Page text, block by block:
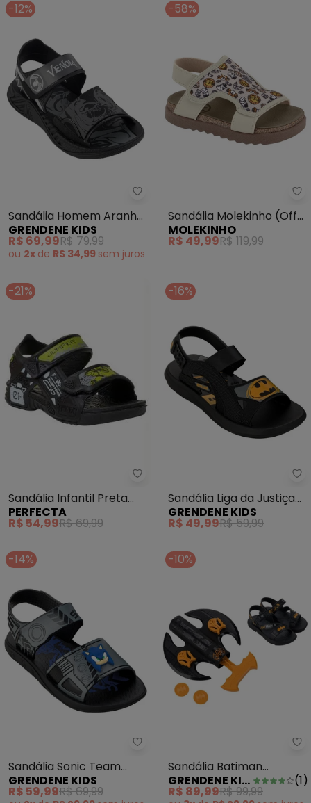
-12%
Grendene Kids - Sandália
Sandália Homem Aranha
Revolution Preto
GRENDENE KIDS
R$ 69,99R$ 79,99
ou 2x de R$ 34,99 sem juros
-58%
Sandália Molekinho (Off
White) em Sintético
MOLEKINHO
R$ 49,99R$ 119,99
-21%
Perfecta - Sandália Infantil
Sandália Infantil Preta
com Velcro
PERFECTA
R$ 54,99R$ 69,99
-16%
Sandália Liga da Justiça
Preta
GRENDENE KIDS
R$ 49,99R$ 59,99
-14%
Grendene Kids - Sandália
Sandália Sonic Team
Preto
GRENDENE KIDS
R$ 59,99R$ 69,99
-10%
Sandália Batiman
Lançador Preto
GRENDENE KIDS (1)
R$ 89,99R$ 99,99